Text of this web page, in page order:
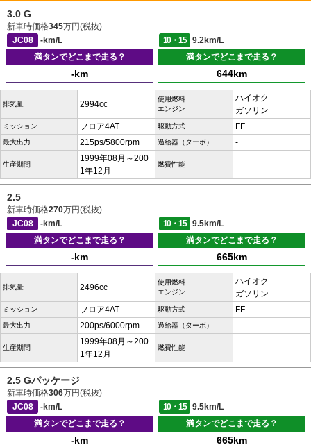
3.0 G
新車時価格345万円(税抜)
JC08
-km/L 10・15
9.2km/L
満タンでどこまで走る？
-km
満タンでどこまで走る？
644km
排気量 2994cc
使用燃料
エンジン
ハイオク
ガソリン
ミッション フロア4AT 駆動方式 FF
最大出力 215ps/5800rpm 過給器（ターボ） -
生産期間
1999年08月～200
1年12月
燃費性能 -
2.5
新車時価格270万円(税抜)
JC08
-km/L 10・15
9.5km/L
満タンでどこまで走る？
-km
満タンでどこまで走る？
665km
排気量 2496cc
使用燃料
エンジン
ハイオク
ガソリン
ミッション フロア4AT 駆動方式 FF
最大出力 200ps/6000rpm 過給器（ターボ） -
生産期間
1999年08月～200
1年12月
燃費性能 -
2.5 Gパッケージ
新車時価格306万円(税抜)
JC08
-km/L 10・15
9.5km/L
満タンでどこまで走る？
-km
満タンでどこまで走る？
665km